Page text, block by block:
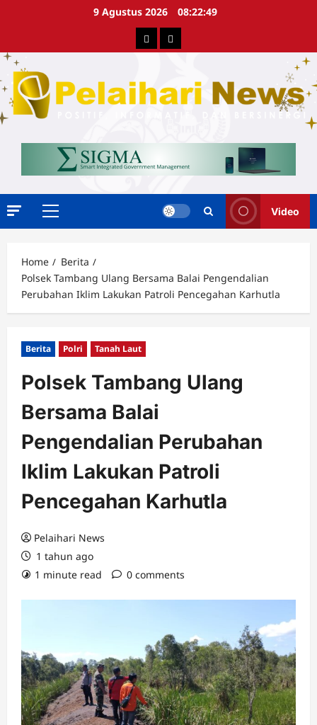
9 Agustus 2026 08:22:49
Berita Advertorial
Primary
Video
Home
Berita
Polsek Tambang Ulang Bersama Balai Pengendalian
Perubahan Iklim Lakukan Patroli Pencegahan Karhutla
Berita Polri Tanah Laut
Polsek Tambang Ulang
Bersama Balai
Pengendalian Perubahan
Iklim Lakukan Patroli
Pencegahan Karhutla
Pelaihari News
1 tahun ago
1 minute read
0 comments